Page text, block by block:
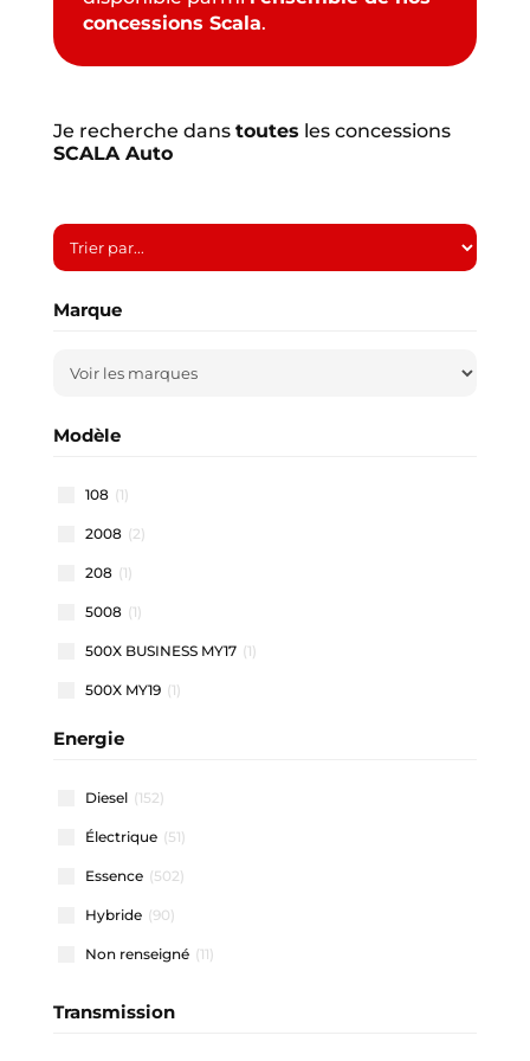
concessions Scala.
Je recherche dans toutes les concessions
SCALA Auto
Marque
Modèle
108 (1)
2008 (2)
208 (1)
5008 (1)
500X BUSINESS MY17 (1)
500X MY19 (1)
500X MY22
911 CARRERA COUPE
A1 ALLSTREET
A1 SPORTBACK
A3 ALLSTREET
A3 BERLINE (1)
A3 SPORTBACK
Energie
Diesel (152)
Électrique (51)
Essence (502)
Hybride (90)
Non renseigné (11)
Transmission